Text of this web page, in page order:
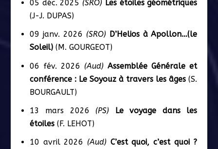
05 déc. 2025 (SRO) Les étoiles géométriques
(J-J. DUPAS)
09 janv. 2026 (SRO) D’Helios à Apollon…(le
Soleil)(M. GOURGEOT)
06 fév. 2026 (Aud) Assemblée Générale et
conférence : Le Soyouz à travers les âges (S.
BOURGAULT)
13 mars 2026 (PS)
Le voyage dans les
étoiles(F. LEHOT)
10 avril 2026 (Aud) C’est quoi, c’est quoi ?